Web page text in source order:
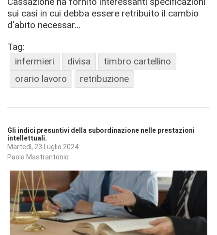
sui casi in cui debba essere retribuito il cambio
d'abito necessar...
Tag:
infermieri
divisa
timbro cartellino
orario lavoro
retribuzione
Gli indici presuntivi della subordinazione nelle prestazioni
intellettuali.
Martedì, 23 Luglio 2024
Paola Mastrantonio